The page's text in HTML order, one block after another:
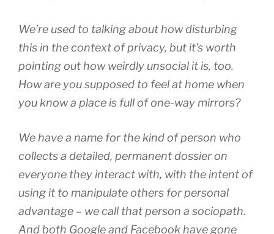
We’re used to talking about how disturbing
this in the context of privacy, but it’s worth
pointing out how weirdly unsocialit is, too.
How are you supposed to feel at home when
you know a place is full of one-way mirrors?
We have a name for the kind of person who
collects a detailed, permanent dossier on
everyone they interact with, with the intent of
using it to manipulate others for personal
advantage – we call that person a sociopath.
And both Google and Facebook have gone